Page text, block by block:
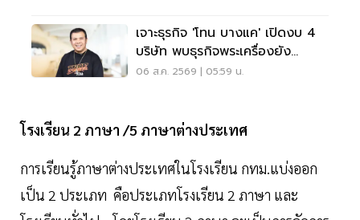
เจาะธุรกิจ 'โทน บางแค' เปิดงบ 4
บริษัท พบธุรกิจพระเครื่องยัง
ขาดทุน
06 ส.ค. 2569 | 05:59 น.
โรงเรียน 2 ภาษา /5 ภาษาต่างประเทศ
การเรียนรู้ภาษาต่างประเทศในโรงเรียน กทม.แบ่งออก
เป็น 2 ประเภท คือประเภทโรงเรียน 2 ภาษา และ